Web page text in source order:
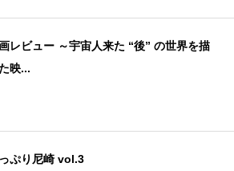
レビュー ～宇宙人来た “後” の世界を描
映...
ぷり尼崎 vol.3